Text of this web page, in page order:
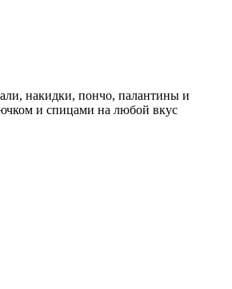
накидки, пончо, палантины и
и спицами на любой вкус